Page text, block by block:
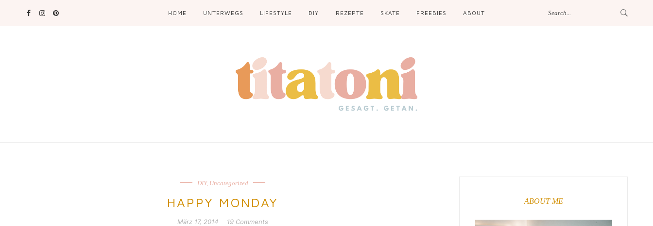
HOME UNTERWEGS LIFESTYLE DIY REZEPTE SKATE FREEBIES ABOUT
DIY, Uncategorized
HAPPY MONDAY
März 17, 2014 19 Comments
ABOUT ME